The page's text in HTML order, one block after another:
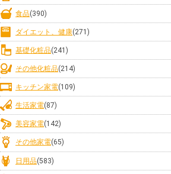
食品(390)
ダイエット、健康(271)
基礎化粧品(241)
その他化粧品(214)
キッチン家電(109)
生活家電(87)
美容家電(142)
その他家電(65)
日用品(583)